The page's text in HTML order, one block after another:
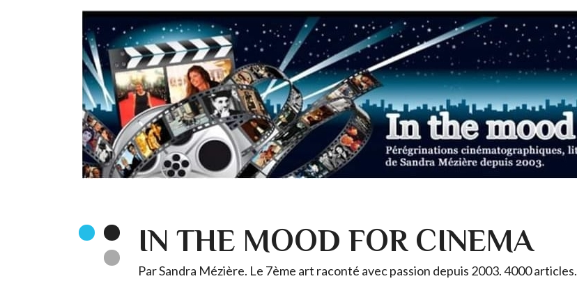
IN THE MOOD FOR CINEMA
Par Sandra Mézière. Le 7ème art raconté avec passion depuis 2003. 4000